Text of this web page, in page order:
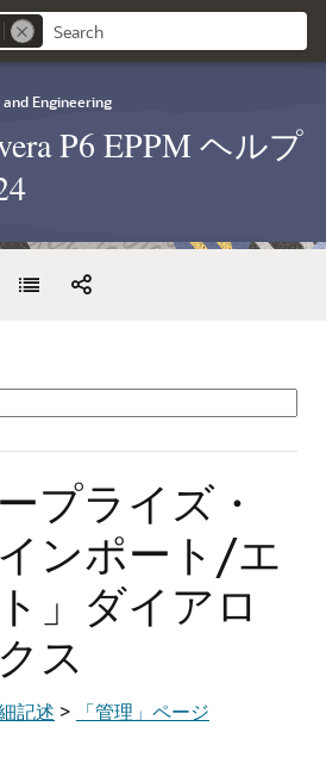
Engineering
P6 EPPM ヘルプ
プライズ・
ンポート/エ
」ダイアロ
ス
記述 >
「管理」ページ